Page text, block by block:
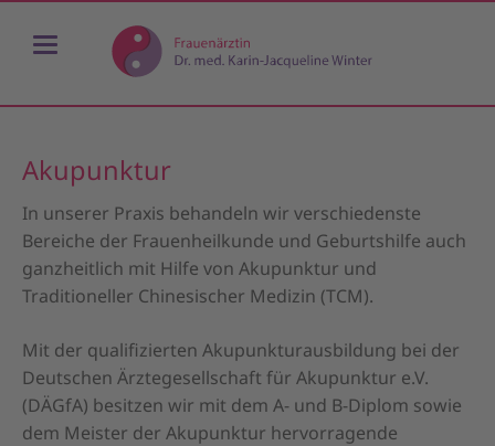
Akupunktur
In unserer Praxis behandeln wir verschiedenste
Bereiche der Frauenheilkunde und Geburtshilfe auch
ganzheitlich mit Hilfe von Akupunktur und
Traditioneller Chinesischer Medizin (TCM).
Mit der qualifizierten Akupunkturausbildung bei der
Deutschen Ärztegesellschaft für Akupunktur e.V.
(DÄGfA) besitzen wir mit dem A- und B-Diplom sowie
dem Meister der Akupunktur hervorragende